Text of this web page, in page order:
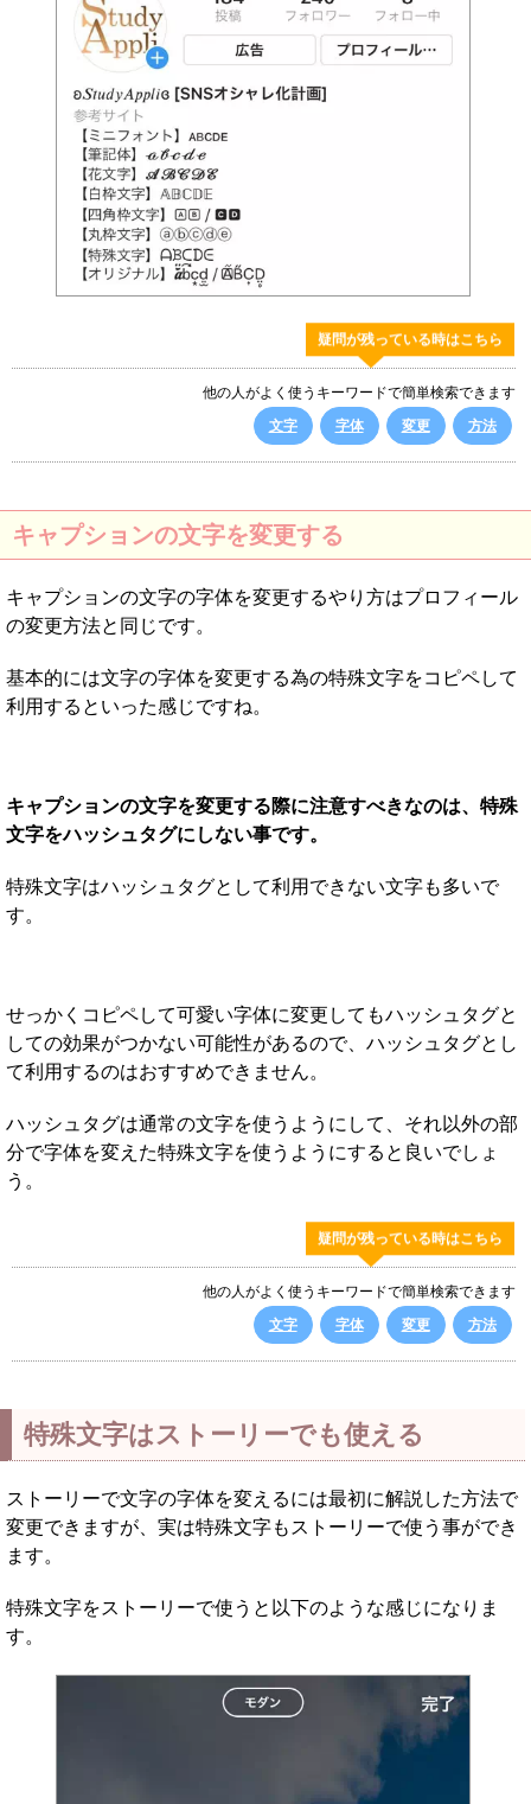
疑問が残っている時はこちら
他の人がよく使うキーワードで簡単検索できます
文字
字体 変更 方法
キャプションの文字を変更する
キャプションの文字の字体を変更するやり方はプロフィール
の変更方法と同じです。
基本的には文字の字体を変更する為の特殊文字をコピペして
利用するといった感じですね。
キャプションの文字を変更する際に注意すべきなのは、特殊
文字をハッシュタグにしない事です。
特殊文字はハッシュタグとして利用できない文字も多いで
す。
せっかくコピペして可愛い字体に変更してもハッシュタグと
しての効果がつかない可能性があるので、ハッシュタグとし
て利用するのはおすすめできません。
ハッシュタグは通常の文字を使うようにして、それ以外の部
分で字体を変えた特殊文字を使うようにすると良いでしょ
う。
疑問が残っている時はこちら
他の人がよく使うキーワードで簡単検索できます
文字
字体 変更 方法
特殊文字はストーリーでも使える
ストーリーで文字の字体を変えるには最初に解説した方法で
変更できますが、実は特殊文字もストーリーで使う事ができ
ます。
特殊文字をストーリーで使うと以下のような感じになりま
す。